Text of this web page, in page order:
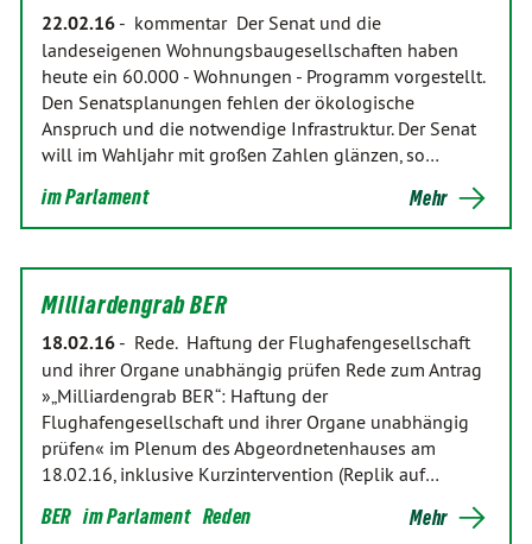
22.02.16 - kommentar Der Senat und die
landeseigenen Wohnungsbaugesellschaften haben
heute ein 60.000 - Wohnungen - Programm vorgestellt.
Den Senatsplanungen fehlen der ökologische
Anspruch und die notwendige Infrastruktur. Der Senat
will im Wahljahr mit großen Zahlen glänzen, so…
im Parlament Mehr
Milliardengrab BER
18.02.16 - Rede. Haftung der Flughafengesellschaft
und ihrer Organe unabhängig prüfen Rede zum Antrag
»„Milliardengrab BER“: Haftung der
Flughafengesellschaft und ihrer Organe unabhängig
prüfen« im Plenum des Abgeordnetenhauses am
18.02.16, inklusive Kurzintervention (Replik auf…
BER im Parlament Reden Mehr